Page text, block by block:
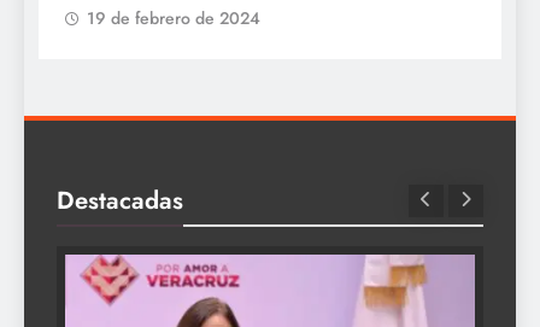
19 de febrero de 2024
Destacadas